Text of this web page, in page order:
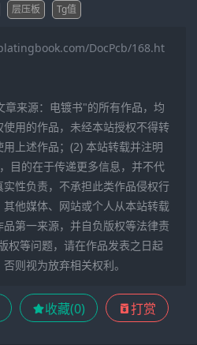
层压板 Tg值
DocPcb/168.ht
章来源：电镀书"的所有作品，均
用的作品，未经本站授权不得转
上述作品；(2) 本站转载并注明
目的在于传递更多信息，并不代
性负责，不承担此类作品侵权行
他媒体、网站或个人从本站转载
第一来源，并自负版权等法律责
权等问题，请在作品发表之日起
则视为放弃相关权利。
收藏(0) 打赏